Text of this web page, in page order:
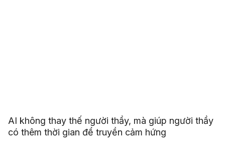
AI không thay thế người thầy, mà giúp người thầy
có thêm thời gian để truyền cảm hứng